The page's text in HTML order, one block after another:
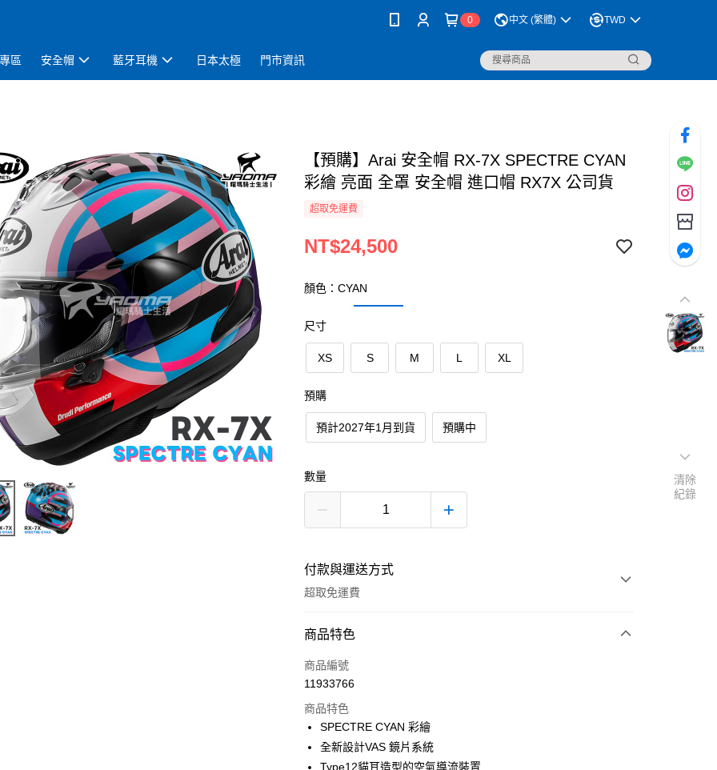
0 中文 (繁體) TWD
區 安全帽 藍牙耳機 日本太極 門市資訊
【預購】Arai 安全帽 RX-7X SPECTRE CYAN
彩繪 亮面 全罩 安全帽 進口帽 RX7X 公司貨
超取免運費
NT$24,500
顏色：CYAN
尺寸
XS S M L XL
預購
預計2027年1月到貨 預購中
數量
付款與運送方式
超取免運費
付款方式
信用卡一次付款
Apple Pay
ATM付款
商品特色
商品編號
11933766
商品特色
SPECTRE CYAN 彩繪
全新設計VAS 鏡片系統
Type12貓耳造型的空氣導流裝置
清除
紀錄